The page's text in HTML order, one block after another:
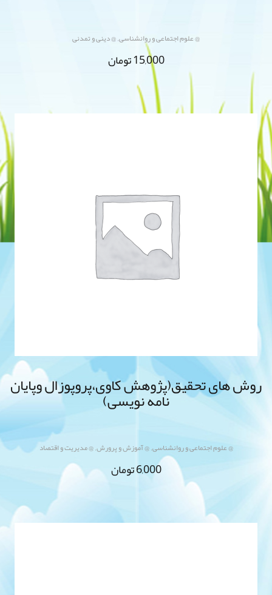
@ علوم اجتماعی و روانشناسی,@ دینی و تمدنی
15,000تومان
روش های تحقیق(پژوهش کاوی،پروپوزال وپایان
نامه نویسی)
@ علوم اجتماعی و روانشناسی,@ آموزش و پرورش,@ مدیریت و اقتصاد
6,000تومان